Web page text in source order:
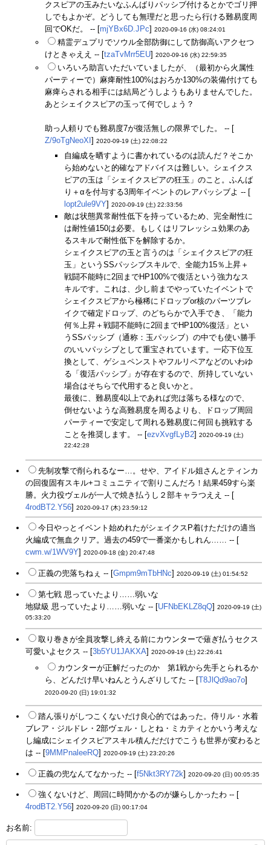
クスピアの玉みたいなふんばりパッシブ付けるとかでゴリ押
しでもよかぞ。どうしても無理だと思ったら行ける難易度周
回でOKだ。 -- [mjYBx6D.JPc] 2020-09-16 (水) 08:24:01
精霊デュプリでソウル全部防御にして防御高いアクセつ
けときゃええ -- [tzaTvMrr5EU] 2020-09-16 (水) 22:59:35
いろいろ助言いただいていましたが、（最初から火属性
パーティーで）麻痺耐性100%はおろか130%の装備付けても
麻痺らされる相手には結局どうしようもありませんでした。
あとシェイクスピアの玉って何でしょう？
助っ人頼りでも難易度7が復活無しの限界でした。 -- [
Z/9oTgNeoXI ] 2020-09-19 (土) 22:08:22
自編成を晒すように書かれているのは読んだ？そこか
ら始めないと的確なアドバイスは難しい。シェイクス
ピアの玉は「シェイクスピアの狂玉」のこと。ふんば
り＋αを付与する3周年イベントのレアパッシブよ -- [
lopt2ule9VY] 2020-09-19 (土) 22:33:56
敵は状態異常耐性低下を持っているため、完全耐性に
は耐性値150は必要。もしくはリフレッシュ効果のあ
るスキルで耐性低下を解除するか。
シェイクスピアの玉と言うのは「シェイクスピアの狂
玉」というSSパッシブスキルで、全能力15％上昇＋
戦闘不能時に2回までHP100%で復活という強力なス
キルです。これは、少し前までやっていたイベントで
シェイクスピアから極稀にドロップor核のパーツブレ
イクで確定ドロップ、のどちらかで入手でき、「能力
何％上昇＋戦闘不能時に2回までHP100%復活」とい
うSSパッシブ（通称：玉パッシブ）の中でも使い勝手
のいいパッシブとして重宝されています。一応下位互
換として、ゲシュペンストやフルリペアなどのいわゆ
る「復活パッシブ」が存在するので、所持していない
場合はそちらで代用すると良いかと。
最後に、難易度4以上であれば兜は落ちる様なので、
倒せないような高難易度を周るよりも、ドロップ周回
パーティーで安定して周れる難易度に何回も挑戦する
ことを推奨します。 -- [ezvXvgfLyB2] 2020-09-19 (土)
22:42:28
先制攻撃で削られるなー…。せや、アイドル姐さんとティンカ
の回復固有スキル+コミュニティで割りこんだろ！結果459すら楽
勝。火力役ヴェルが一人で焼き払うし２部キャラつええ -- [
4rodBT2.Y56] 2020-09-17 (木) 23:59:12
今日やっとイベント始めれたがシェイクスP着けただけの適当
火編成で無血クリア。過去の459で一番楽かもしれん…… -- [
cwm.w/1WV9Y] 2020-09-18 (金) 20:47:48
正義の兜落ちねぇ -- [Gmpm9mTbHNc] 2020-09-19 (土) 01:54:52
第七戦 思っていたより……弱いな
地獄級 思っていたより……弱いな -- [UFNbEKLZ8qQ] 2020-09-19 (土)
05:33:20
取り巻きが全員攻撃し終える前にカウンターで薙ぎ払うセクス
可愛いよセクス -- [3b5YU1JAKXA] 2020-09-19 (土) 22:26:41
カウンターが正解だったのか 第1戦から先手とられるか
ら、どんだけ早いねんとうんざりしてた -- [T8JlQd9ao7o]
2020-09-20 (日) 19:01:32
踏ん張りがしつこくないだけ良心的ではあった。侍リル・水着
ブレア・ジルドレ・2部ヴェル・しとね・ミカティとかいう考えな
し編成にシェイクスピアスキル積んだだけでこうも世界が変わると
は -- [9MMPnaleeRQ] 2020-09-19 (土) 23:20:26
正義の兜なんてなかった -- [f5Nkt3RY72k] 2020-09-20 (日) 00:05:35
強くないけど、周回に時間かかるのが嫌らしかったわ -- [
4rodBT2.Y56] 2020-09-20 (日) 00:17:04
お名前: